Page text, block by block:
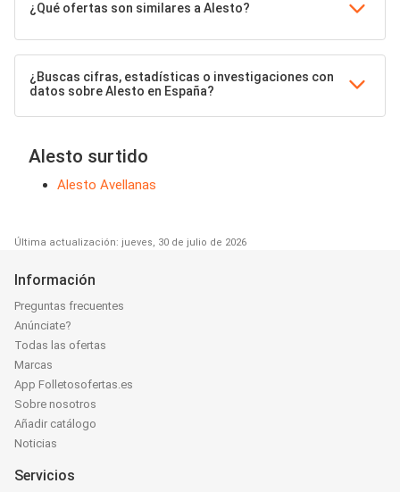
¿Qué ofertas son similares a Alesto?
¿Buscas cifras, estadísticas o investigaciones con
datos sobre Alesto en España?
Alesto surtido
Alesto Avellanas
Última actualización: jueves, 30 de julio de 2026
Información
Preguntas frecuentes
Anúnciate?
Todas las ofertas
Marcas
App Folletosofertas.es
Sobre nosotros
Añadir catálogo
Noticias
Servicios